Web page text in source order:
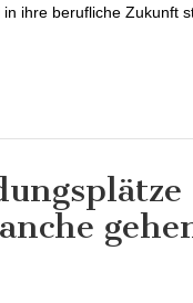
in ihre berufliche Zukunft